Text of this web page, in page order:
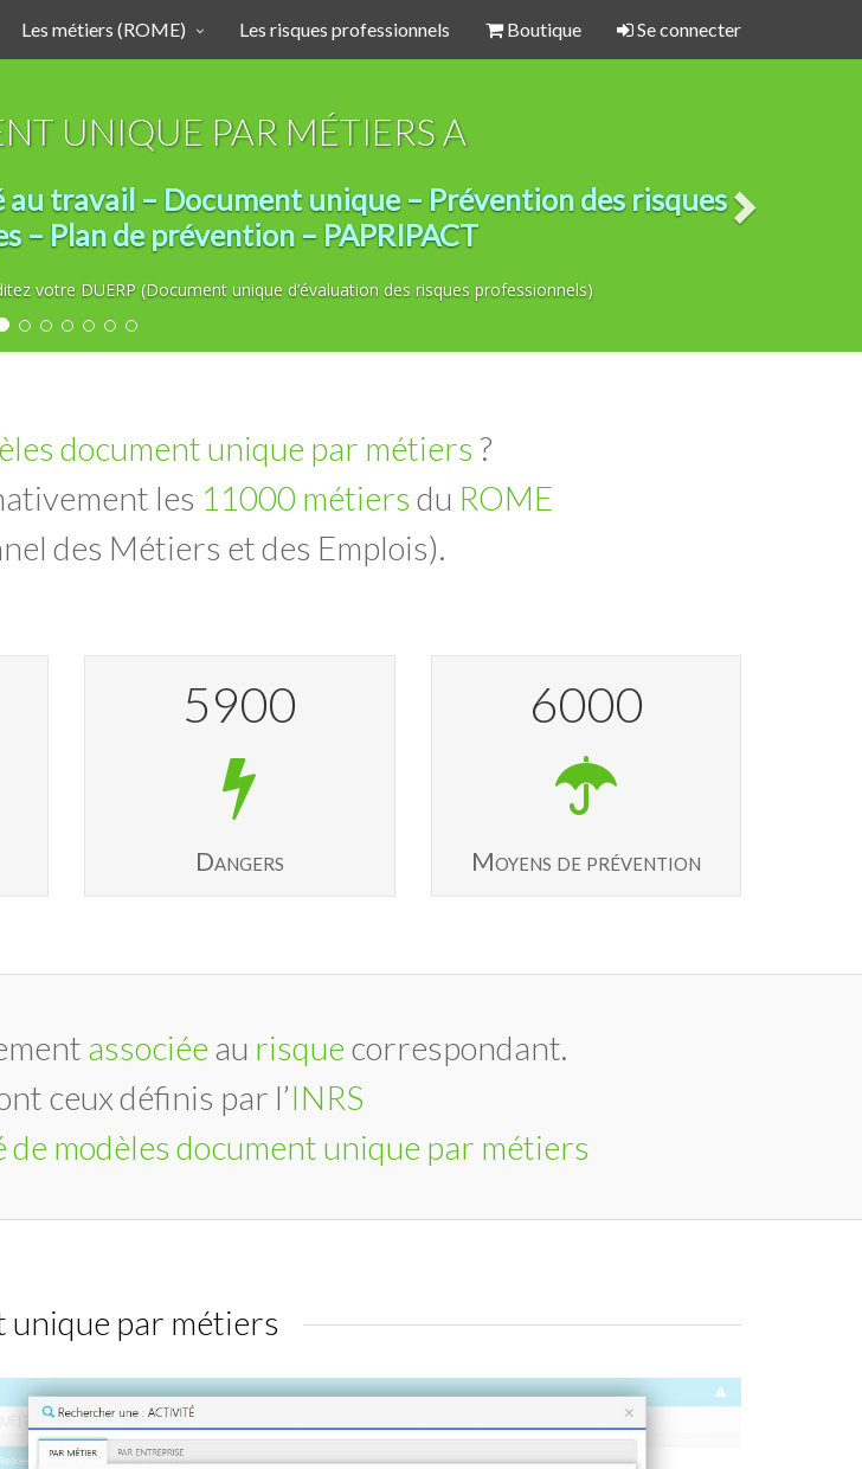
Les métiers (ROME) Les risques professionnels Boutique Se connecter
UNIQUE PAR MÉTIERS A
au travail – Document unique – Prévention des risques
– Plan de prévention – PAPRIPACT
votre DUERP (Document unique d’évaluation des risques professionnels)
document unique par métiers ?
les 11000 métiers du ROME
des Métiers et des Emplois).
5900
Dangers
6000
Moyens de prévention
associée au risque correspondant.
ceux définis par l’INRS
modèles document unique par métiers
unique par métiers